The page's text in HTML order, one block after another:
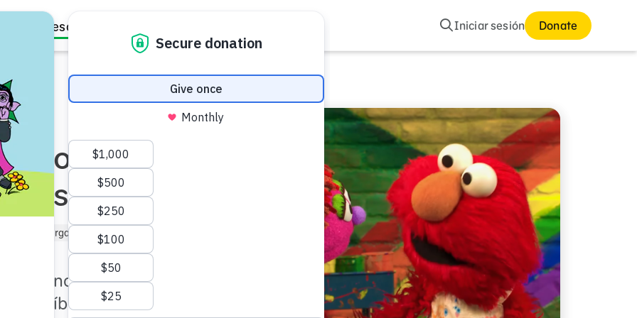
Family Resources Buscar
Iniciar sesión Donate
retos que
sin hogar
Niño de Kindergarten (de 5 a 6)
enormes desafíos. Sin
increíblemente fuertes y